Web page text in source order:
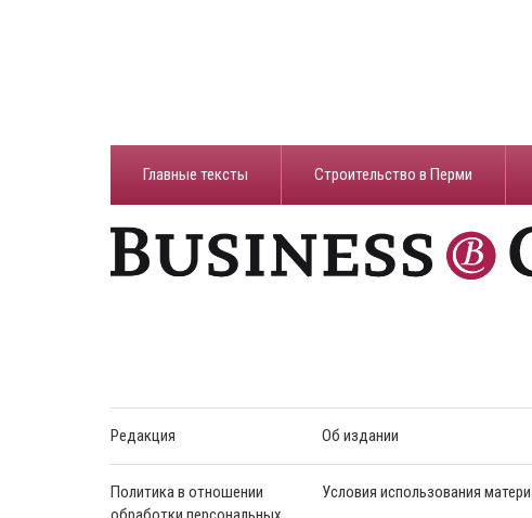
Главные тексты Строительство в Перми
Редакция Об издании
Политика в отношении
Условия использования